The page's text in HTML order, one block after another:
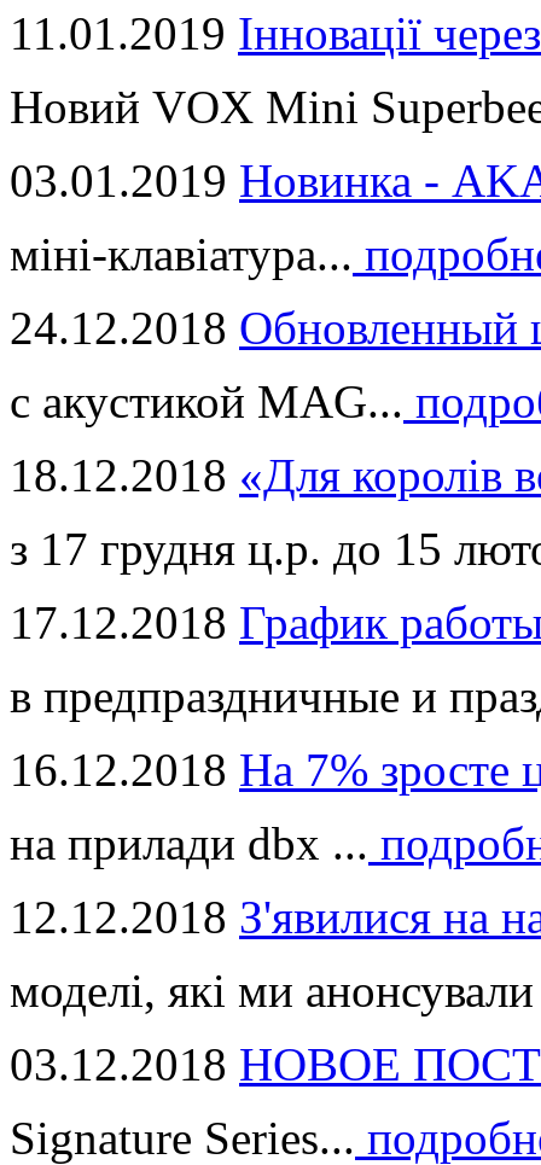
11.01.2019 Інновації
Новий VOX Mini
03.01.2019 Новинка -
міні-клавіатура...
24.12.2018 Обновленный
с акустикой MAG...
18.12.2018 «Для королів
з 17 грудня ц.р. до 15
17.12.2018 График
в предпраздничные и
16.12.2018 На 7% зросте
на прилади dbx ...
12.12.2018 З'явилися на
моделі, які ми
03.12.2018 НОВОЕ
Signature Series...